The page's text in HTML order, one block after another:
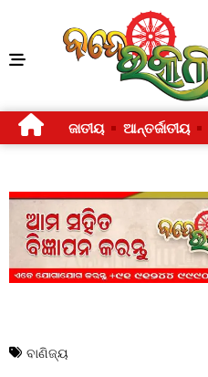
ଜାତୀୟ ଆନ୍ତର୍ଜାତୀୟ
ବାଣିଜ୍ୟ